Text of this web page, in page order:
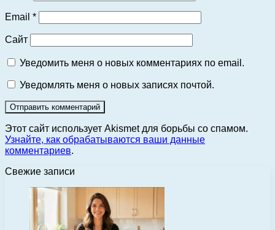
Email *
Сайт
Уведомить меня о новых комментариях по email.
Уведомлять меня о новых записях почтой.
Этот сайт использует Akismet для борьбы со спамом.
Узнайте, как обрабатываются ваши данные
комментариев.
Свежие записи